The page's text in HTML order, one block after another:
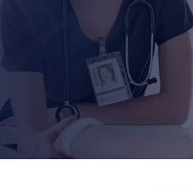
ประเทศ
อาชีพ
Baxter.com launch